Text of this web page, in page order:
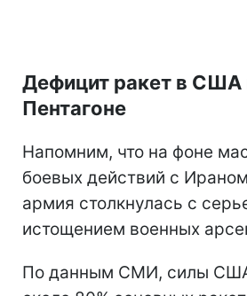
Дефицит ракет в США
Пентагоне
Напомним, что на фоне
боевых действий с
армия столкнулась с
истощением военных
По данным СМИ, силы